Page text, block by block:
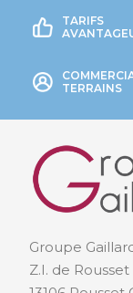
TARIFS
TERRAINS
Groupe
Z.I. de